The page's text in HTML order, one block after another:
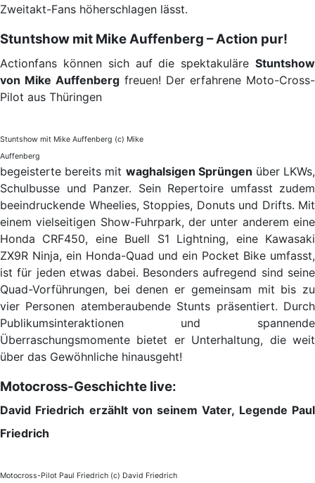
Zweitakt-Fans höherschlagen lässt.
Stuntshow mit Mike Auffenberg – Action pur!
Actionfans können sich auf die spektakuläre Stuntshow
von Mike Auffenberg freuen! Der erfahrene Moto-Cross-
Pilot aus Thüringen
Stuntshow mit Mike Auffenberg (c) Mike
Auffenberg
begeisterte bereits mit waghalsigen Sprüngen über LKWs,
Schulbusse und Panzer. Sein Repertoire umfasst zudem
beeindruckende Wheelies, Stoppies, Donuts und Drifts. Mit
einem vielseitigen Show-Fuhrpark, der unter anderem eine
Honda CRF450, eine Buell S1 Lightning, eine Kawasaki
ZX9R Ninja, ein Honda-Quad und ein Pocket Bike umfasst,
ist für jeden etwas dabei. Besonders aufregend sind seine
Quad-Vorführungen, bei denen er gemeinsam mit bis zu
vier Personen atemberaubende Stunts präsentiert. Durch
Publikumsinteraktionen und spannende
Überraschungsmomente bietet er Unterhaltung, die weit
über das Gewöhnliche hinausgeht!
Motocross-Geschichte live:
David Friedrich erzählt von seinem Vater, Legende Paul
Friedrich
Motocross-Pilot Paul Friedrich (c) David Friedrich